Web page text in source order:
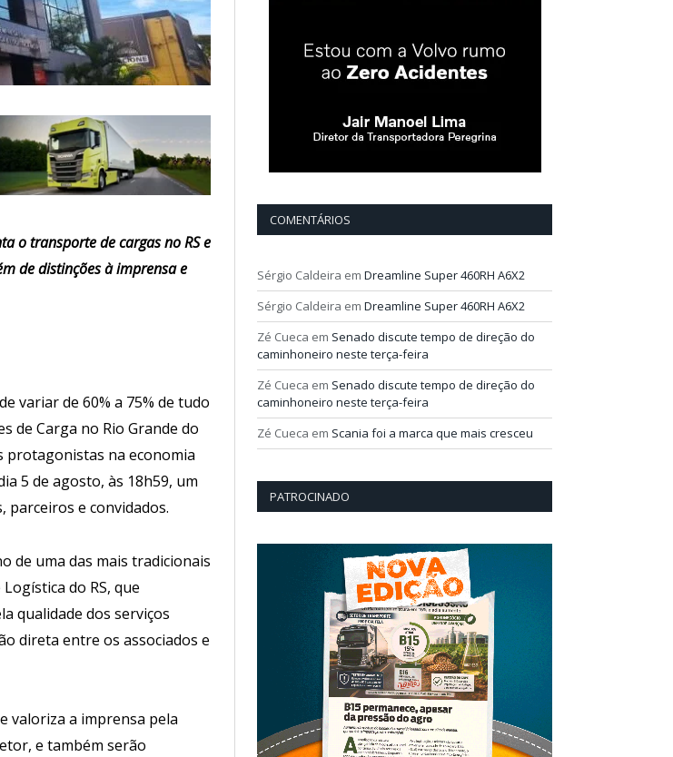
o transporte de cargas no RS e
de distinções à imprensa e
variar de 60% a 75% de tudo
de Carga no Rio Grande do
protagonistas na economia
5 de agosto, às 18h59, um
parceiros e convidados.
de uma das mais tradicionais
do RS, que
qualidade dos serviços
direta entre os associados e
valoriza a imprensa pela
e também serão
COMENTÁRIOS
Sérgio Caldeira em Dreamline Super 460RH A6X2
Sérgio Caldeira em Dreamline Super 460RH A6X2
Zé Cueca em Senado discute tempo de direção do
caminhoneiro neste terça-feira
Zé Cueca em Senado discute tempo de direção do
caminhoneiro neste terça-feira
Zé Cueca em Scania foi a marca que mais cresceu
PATROCINADO